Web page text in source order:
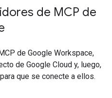
de MCP de
de Google Workspace,
de Google Cloud y, luego,
que se conecte a ellos.